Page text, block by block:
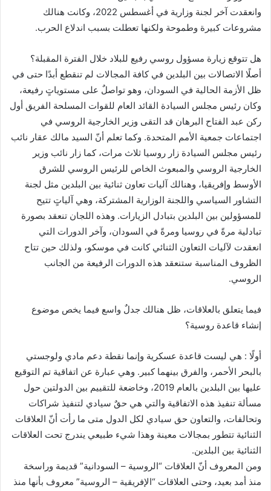
وانعقدت آخر لجنة وزارية في أغسطس 2022، وكانت هنالك
مشروعات كبيرة وطموحة ولكنها تعطلت بسبب اندلاع الحرب.
هل تتوقع زيارة مسؤول روسي رفيع للبلاد خلال الفترة المقبلة؟
أصلًا الاتصالات بين البلدين في كافة المجالات لم تنقطع أبدًا حتى في
ظل الأزمة الحالية في السودان، وهو تواصلٌ على مستوياتٍ رفيعة،
وكان رئيس مجلس السيادة القائد العام للقوات المسلحة الفريق أول
ركن عبد الفتاح البرهان قد التقى وزير الخارجية الروسي في
اجتماعات جمعية الأمم المتحدة. وكما تعلم أنّ السيد مالك عقار نائب
رئيس مجلس السيادة زار روسيا ثلاث مرات، كما زار نائب وزير
الخارجية الروسي والمبعوث الخاص للرئيس الروسي للشرق
الأوسط وإفريقيا، وهنالك آليات تعاون ثنائية بين البلدين مثل لجنة
التشاور السياسي واللجنة الوزارية المشتركة، وهي آلياتٍ تتيح
للمسؤولين بين البلدين بتبادل الزيارات. وهذه اللجان تنعقد بصورة
تبادلية مرةً في روسيا ومرةً في السودان، وآخر الدورات التي
انعقدت لآليات التعاون الثنائي كانت في موسكو، ولذلك حين تتاح
الظروف المناسبة ستنعقد هذه الدورات الرفيعة من الجانب
الروسي.
فيما يتعلق بالعلاقات، ظل هنالك جدلٌ واسع فيما يخص موضوع
إنشاء قاعدة روسية؟
أولًا : هي ليست قاعدة عسكرية وإنما نقطة دعم مادي ولوجستي
بالبحر الأحمر، والفرق بينهما كبير. وهي عبارة عن اتفاقية تم التوقيع
عليها بين البلدين بالعام 2019، وخاضعة للتقييم بين الدولتين حول
مسألة تنفيذ هذه الاتفاقية والتي هي حقٌ سيادي لتنفيذ شراكات
وتحالفات، والتعاون حق سيادي لكل الدول متى ما رأت أنّ العلاقات
الثنائية تتطور بمجالات معينة وهذا شيء طبيعي يندرج تحت العلاقات
الثنائية بين البلدين.
ومن المعروف أنّ العلاقات “الروسية – السودانية” قديمة وراسخة
منذ أمد بعيد، وحتى العلاقات “الإفريقية – الروسية” معروف بأنها منذ